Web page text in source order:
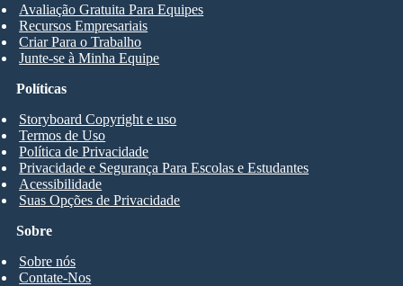
Avaliação Gratuita Para Equipes
Recursos Empresariais
Criar Para o Trabalho
Junte-se à Minha Equipe
Sobre
Sobre nós
Contate-Nos
Políticas
Storyboard Copyright e uso
Termos de Uso
Política de Privacidade
Privacidade e Segurança Para Escolas e Estudantes
Acessibilidade
Suas Opções de Privacidade